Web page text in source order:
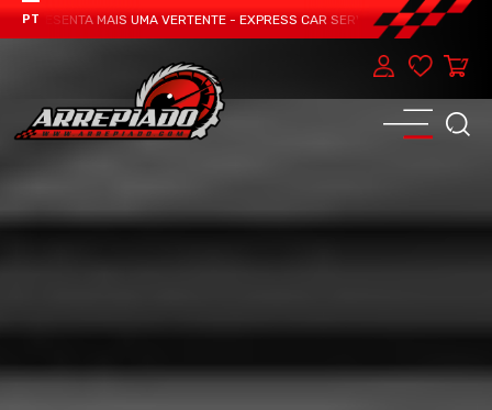
PT MAIS UMA VERTENTE - EXPRESS CAR SERVICE, MANUTENÇÃO DO